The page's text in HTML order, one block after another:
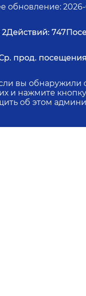
обновление:
2Действий: 747
прод.
вы обнаружили
и нажмите
об этом